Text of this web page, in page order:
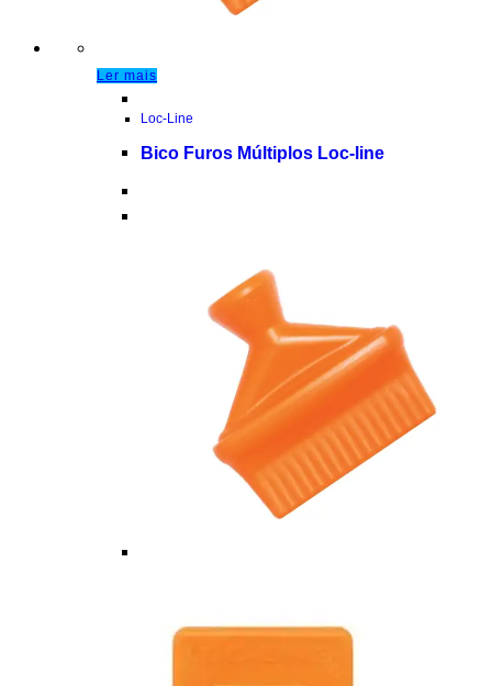
Ler mais
Loc-Line
Bico Furos Múltiplos Loc-line